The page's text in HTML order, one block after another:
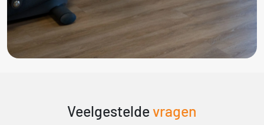
Veelgestelde vragen